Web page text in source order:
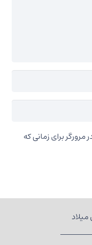
برای زمانی که